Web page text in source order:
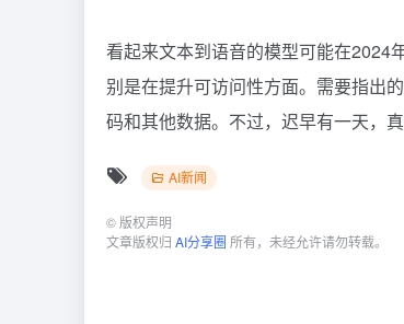
看起来文本到语音的模型可能在
别是在提升可访问性方面。需要指出
码和其他数据。不过，迟早有一天，
AI新闻
©版权声明
文章版权归 AI分享圈 所有，未经允许请勿转载。